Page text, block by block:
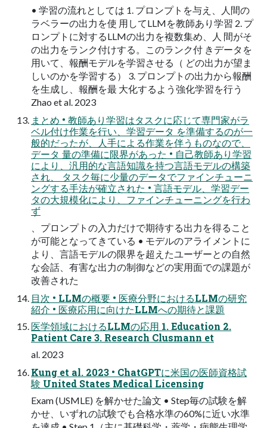
• 学習の流れとしては 1. プロンプトを与え、⼈間の
ラベラーの出⼒を使 ⽤してLLMを教師あり学習 2. プ
ロンプトに対するLLMの出⼒を複数集め、⼈ 間がそ
の出⼒をランク付けする。このランク付 きデータを
⽤いて、報酬モデルを学習させる（ どの出⼒が望ま
しいのかを学習する） 3. プロンプトの出⼒から報酬
を⽣成し、報酬を最 ⼤化するよう強化学習を⾏う
Zhao et al. 2023
まとめ • 教師あり学習はタスクに応じて専⾨家がラ
ベル付け作業を⾏い、学習データ を準備するのが⼀
般的だったが、⼈⼿による作業を伴うものなので、
データ 量の準備に限界があった • ⾃⼰教師あり学習
により、汎⽤的な⾔語知識を持つ⾔語モデルの構築
され、 タスク毎に少量のデータでファインチューニ
ングする⼿法が確⽴された • ⾔語モデル、学習デー
タの⼤規模化により、ファインチューニングを⾏わ
ず
、プロンプトの⼊⼒だけで期待する出⼒を得ること
が可能となってきている • モデルのアライメントに
より、⾔語モデルの限界を超えたユーザーとの⾃然
な会話、有害な出⼒の制御などの実⽤⾯での課題が
改善された
⽬次 • LLMの概要 • 医療分野におけるLLMの研究
紹介 • 医療応⽤に向けたLLMへの期待と課題
医学領域におけるLLMの応⽤ 1. Education 2.
Patient Care 3. Research Clusmann et
al. 2023
Kung et al. 2023 • ChatGPTに⽶国の医師資格試
験 United States Medical Licensing
Exam (USMLE) を解かせた論⽂ • Step毎の試験を解
かせ、いずれの試験でも合格⽔準の60%に近い⽔準